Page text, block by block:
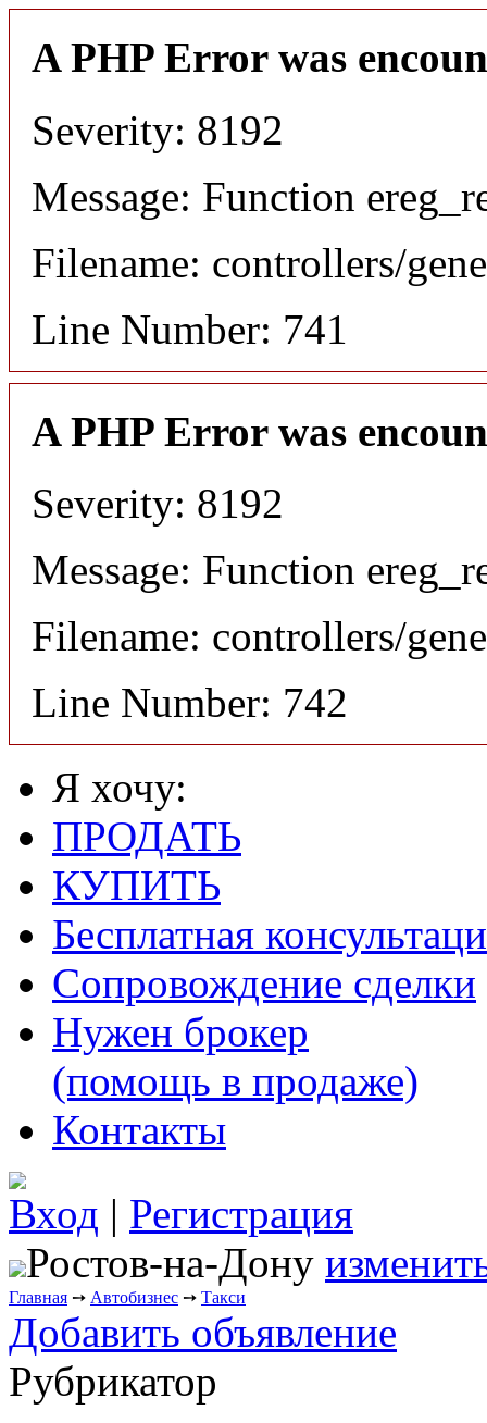
A PHP Error was
Severity: 8192
Message: Function
Filename: controllers/
Line Number: 741
A PHP Error was
Severity: 8192
Message: Function
Filename: controllers/
Line Number: 742
Я хочу:
ПРОДАТЬ
КУПИТЬ
Бесплатная
Сопровождение сделки
Нужен брокер
(помощь в продаже)
Контакты
Вход | Регистрация
Ростов-на-Дону
Главная ➙ Автобизнес ➙ Такси
Добавить объявление
Рубрикатор